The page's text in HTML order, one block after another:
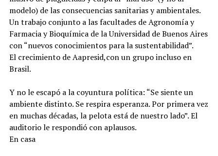
modelo) de las consecuencias sanitarias y ambientales.
Un trabajo conjunto a las facultades de Agronomía y
Farmacia y Bioquímica de la Universidad de Buenos Aires
con “nuevos conocimientos para la sustentabilidad”.
El crecimiento de Aapresid,con un grupo incluso en
Brasil.
Y no le escapó a la coyuntura política: “Se siente un
ambiente distinto. Se respira esperanza. Por primera vez
en muchas décadas, la pelota está de nuestro lado”. El
auditorio le respondió con aplausos.
En casa